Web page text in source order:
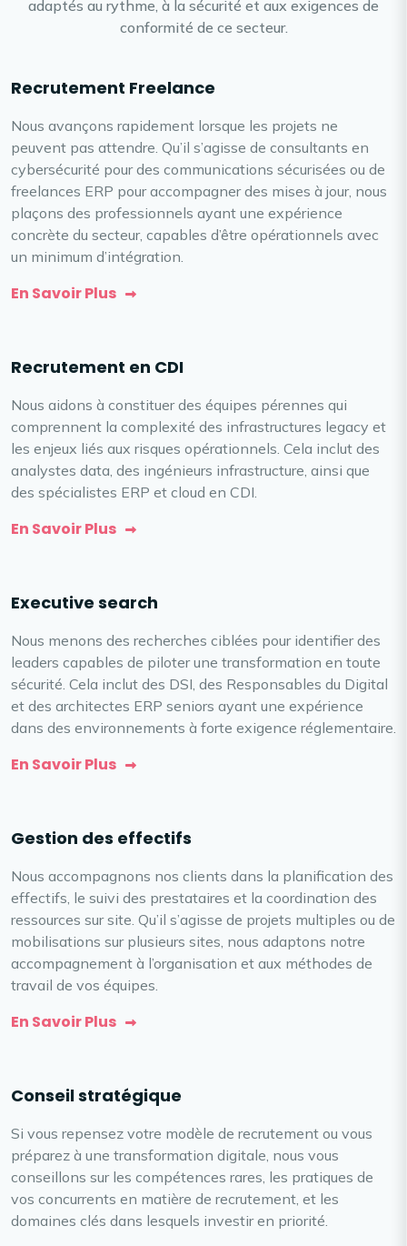
adaptés au rythme, à la sécurité et aux exigences de
conformité de ce secteur.
Recrutement Freelance
Nous avançons rapidement lorsque les projets ne
peuvent pas attendre. Qu’il s’agisse de consultants en
cybersécurité pour des communications sécurisées ou de
freelances ERP pour accompagner des mises à jour, nous
plaçons des professionnels ayant une expérience
concrète du secteur, capables d’être opérationnels avec
un minimum d’intégration.
En Savoir Plus
Recrutement en CDI
Nous aidons à constituer des équipes pérennes qui
comprennent la complexité des infrastructures legacy et
les enjeux liés aux risques opérationnels. Cela inclut des
analystes data, des ingénieurs infrastructure, ainsi que
des spécialistes ERP et cloud en CDI.
En Savoir Plus
Executive search
Nous menons des recherches ciblées pour identifier des
leaders capables de piloter une transformation en toute
sécurité. Cela inclut des DSI, des Responsables du Digital
et des architectes ERP seniors ayant une expérience
dans des environnements à forte exigence réglementaire.
En Savoir Plus
Gestion des effectifs
Nous accompagnons nos clients dans la planification des
effectifs, le suivi des prestataires et la coordination des
ressources sur site. Qu’il s’agisse de projets multiples ou de
mobilisations sur plusieurs sites, nous adaptons notre
accompagnement à l’organisation et aux méthodes de
travail de vos équipes.
En Savoir Plus
Conseil stratégique
Si vous repensez votre modèle de recrutement ou vous
préparez à une transformation digitale, nous vous
conseillons sur les compétences rares, les pratiques de
vos concurrents en matière de recrutement, et les
domaines clés dans lesquels investir en priorité.